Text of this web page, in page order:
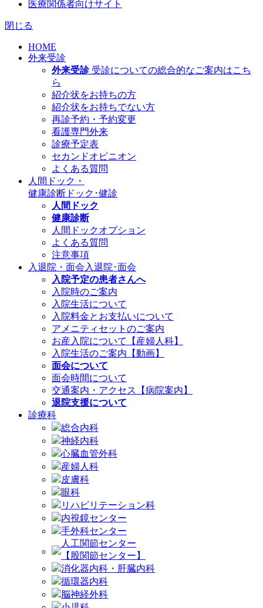
医療関係者向けサイト
閉じる
HOME
外来受診
外来受診 受診についての総合的なご案内はこち
ら
紹介状をお持ちの方
紹介状をお持ちでない方
再診予約・予約変更
看護専門外来
診療予定表
セカンドオピニオン
よくある質問
人間ドック・
健康診断 ドック･健診
人間ドック
健康診断
人間ドックオプション
よくある質問
注意事項
入退院・面会 入退院･面会
入院予定の患者さんへ
入院時のご案内
入院生活について
入院料金とお支払いについて
アメニティセットのご案内
お産入院について【産婦人科】
入院生活のご案内【動画】
面会について
面会時間について
交通案内・アクセス【病院案内】
退院支援について
診療科
総合内科
神経内科
心臓血管外科
産婦人科
皮膚科
眼科
リハビリテーション科
内視鏡センター
手外科センター
人工関節センター
【股関節センター】
消化器内科・肝臓内科
循環器内科
脳神経外科